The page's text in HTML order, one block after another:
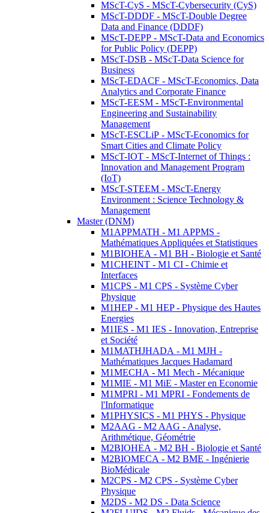
MScT-CyS - MScT-Cybersecurity (CyS)
MScT-DDDF - MScT-Double Degree
Data and Finance (DDDF)
MScT-DEPP - MScT-Data and Economics
for Public Policy (DEPP)
MScT-DSB - MScT-Data Science for
Business
MScT-EDACF - MScT-Economics, Data
Analytics and Corporate Finance
MScT-EESM - MScT-Environmental
Engineering and Sustainability
Management
MScT-ESCLiP - MScT-Economics for
Smart Cities and Climate Policy
MScT-IOT - MScT-Internet of Things :
Innovation and Management Program
(IoT)
MScT-STEEM - MScT-Energy
Environment : Science Technology &
Management
Master (DNM)
M1APPMATH - M1 APPMS -
Mathématiques Appliquées et Statistiques
M1BIOHEA - M1 BH - Biologie et Santé
M1CHEINT - M1 CI - Chimie et
Interfaces
M1CPS - M1 CPS - Système Cyber
Physique
M1HEP - M1 HEP - Physique des Hautes
Energies
M1IES - M1 IES - Innovation, Entreprise
et Société
M1MATHJHADA - M1 MJH -
Mathématiques Jacques Hadamard
M1MECHA - M1 Mech - Mécanique
M1MIE - M1 MiE - Master en Economie
M1MPRI - M1 MPRI - Fondements de
l'Informatique
M1PHYSICS - M1 PHYS - Physique
M2AAG - M2 AAG - Analyse,
Arithmétique, Géométrie
M2BIOHEA - M2 BH - Biologie et Santé
M2BIOMECA - M2 BME - Ingénierie
BioMédicale
M2CPS - M2 CPS - Système Cyber
Physique
M2DS - M2 DS - Data Science